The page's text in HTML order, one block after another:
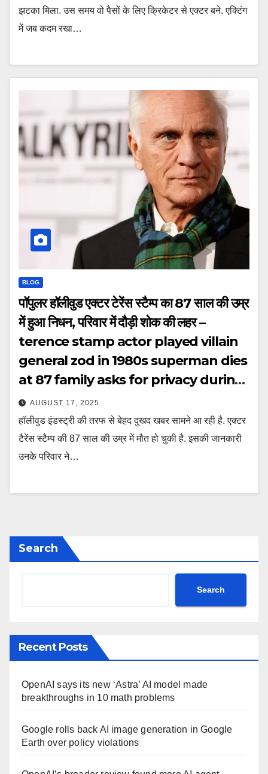
झटका मिला. उस समय वो पैसों के लिए क्रिकेटर से एक्टर बने. एक्टिंग
में जब कदम रखा…
BLOG
पॉपुलर हॉलीवुड एक्टर टेरेंस स्टैम्प का 87 साल की उम्र
में हुआ निधन, परिवार में दौड़ी शोक की लहर –
terence stamp actor played villain
general zod in 1980s superman dies
at 87 family asks for privacy during
tough times tmovj
AUGUST 17, 2025
हॉलीवुड इंडस्ट्री की तरफ से बेहद दुखद खबर सामने आ रही है. एक्टर
टैरेंस स्टैम्प की 87 साल की उम्र में मौत हो चुकी है. इसकी जानकारी
उनके परिवार ने…
Search
Search
Recent Posts
OpenAI says its new ‘Astra’ AI model made
breakthroughs in 10 math problems
Google rolls back AI image generation in Google
Earth over policy violations